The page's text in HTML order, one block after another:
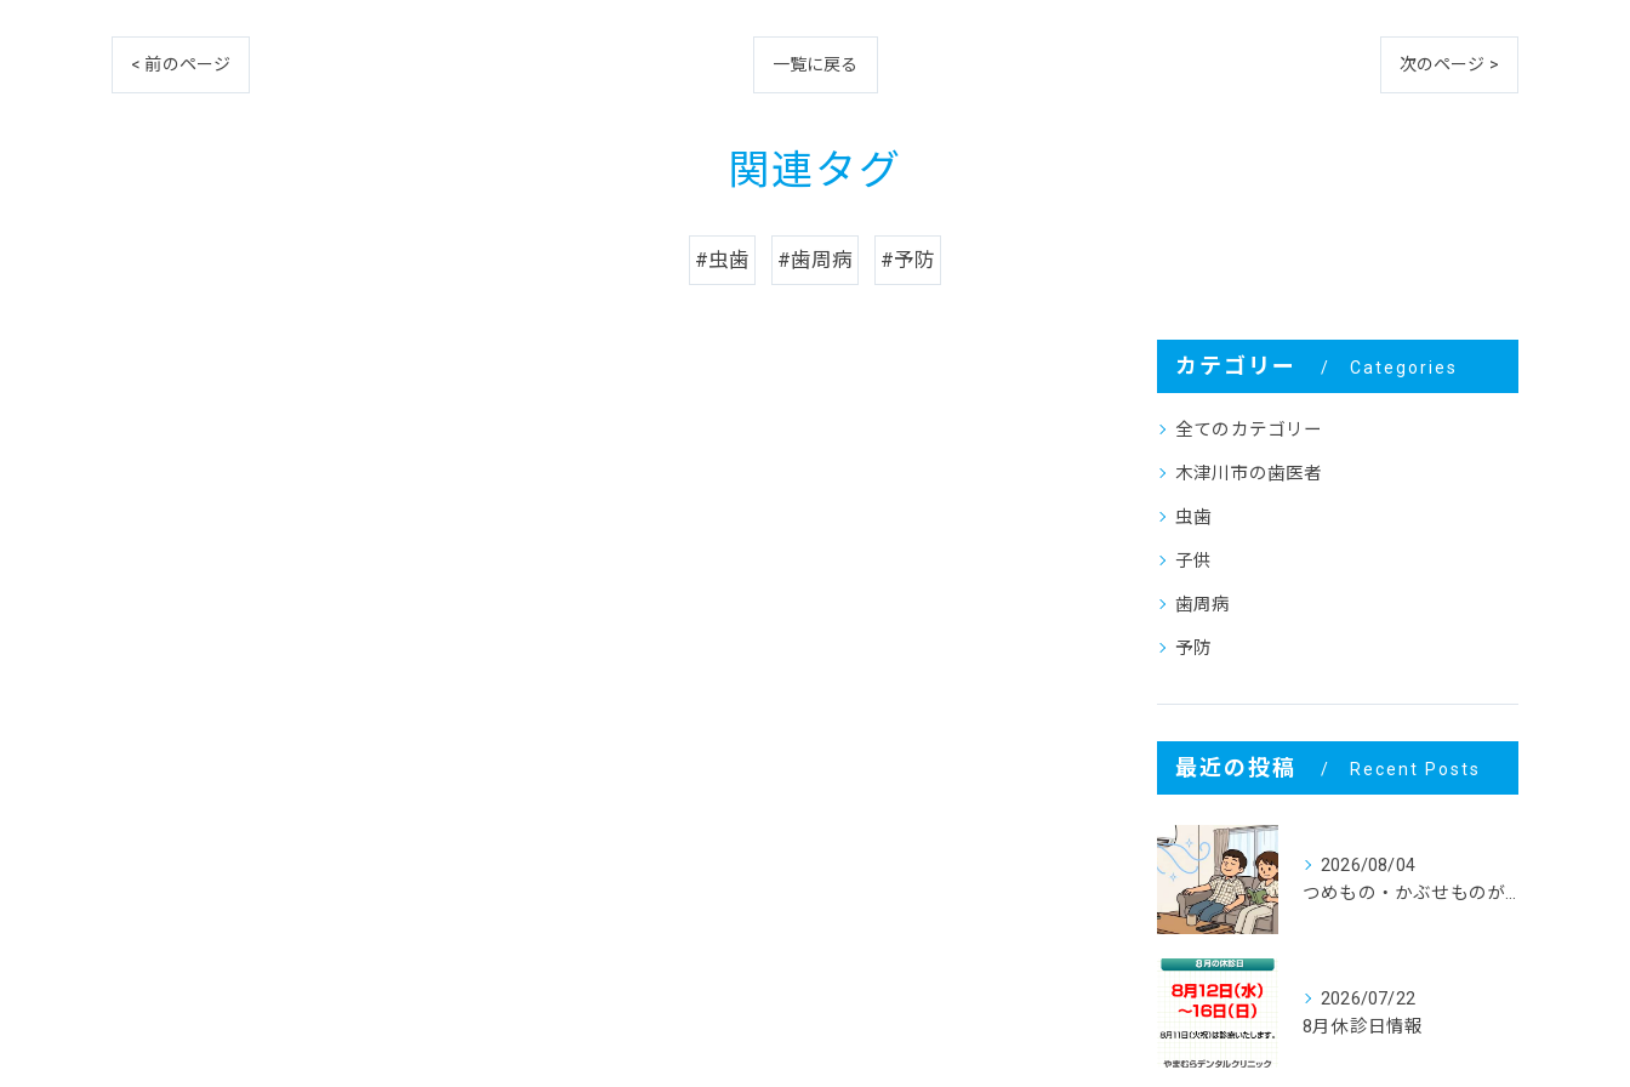
< 前のページ 一覧に戻る 次のページ >
関連タグ
#虫歯 #歯周病 #予防
カテゴリー Categories
全てのカテゴリー
木津川市の歯医者
虫歯
子供
歯周病
予防
最近の投稿 Recent Posts
2026/08/04
つめもの・かぶせものが外れる！ その寿命と原因は？
2026/07/22
8月休診日情報